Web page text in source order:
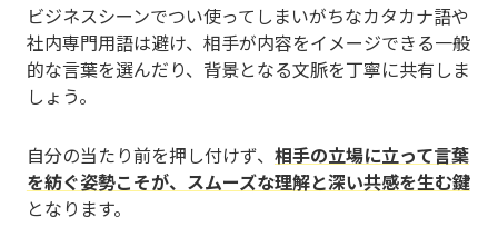
ビジネスシーンでつい使ってしまいがちなカタカナ語や
社内専門用語は避け、相手が内容をイメージできる一般
的な言葉を選んだり、背景となる文脈を丁寧に共有しま
しょう。
自分の当たり前を押し付けず、 相手の立場に立って言葉
を紡ぐ姿勢こそが、スムーズな理解と深い共感を生む鍵
となります。